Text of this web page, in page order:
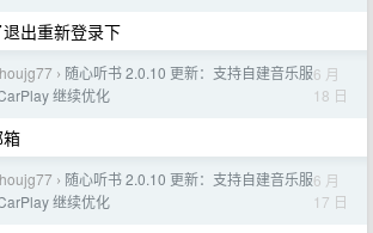
出重新登录下
› 随心听书 2.0.10 更新：支持自建音乐服
继续优化
6 月
18 日
› 随心听书 2.0.10 更新：支持自建音乐服
继续优化
6 月
17 日